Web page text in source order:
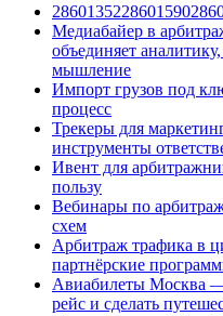
Медиабайер в
объединяет
мышление
Импорт грузов под
процесс
Трекеры для
инструменты
Ивент для
пользу
Вебинары по
схем
Арбитраж трафика в
партнёрские
Авиабилеты Москва
рейс и сделать